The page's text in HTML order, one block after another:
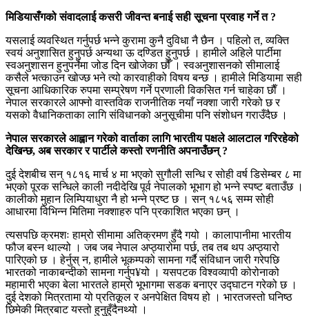
मिडियासँगको संवादलाई कसरी जीवन्त बनाई सही सूचना प्रवाह गर्ने त ?
यसलाई व्यवस्थित गर्नुपर्छ भन्ने कुरामा कुनै दुविधा नै छैन । पहिलो त, व्यक्ति
स्वयं अनुशासित हुनुपर्छ अन्यथा ऊ दण्डित हुनुपर्छ । हामीले अहिले पार्टीमा
स्वअनुशासन हुनुपर्नेमा जोड दिन खोजेका छौँ । स्वअनुशासनको सीमालाई
कसैले भत्काउन खोज्छ भने त्यो कारवाहीको विषय बन्छ । हामीले मिडियामा सही
सूचना आधिकारिक रुपमा सम्प्रेषण गर्ने प्रणाली विकसित गर्न चाहेका छाैँ ।
नेपाल सरकारले आफ्नो वास्तविक राजनीतिक नयाँ नक्शा जारी गरेको छ र
यसको वैधानिकताका लागि संविधानको अनुसूचीमा पनि संशोधन गराउँदैछ ।
नेपाल सरकारले आह्वान गरेको वार्ताका लागि भारतीय पक्षले आलटाल गरिरहेको
देखिन्छ, अब सरकार र पार्टीले कस्तो रणनीति अपनाउँछन् ?
दुई देशबीच सन् १८१६ मार्च ४ मा भएको सुगौली सन्धि र सोही वर्ष डिसेम्बर ८ मा
भएको पूरक सन्धिले काली नदीदेखि पूर्व नेपालको भूभाग हो भन्ने स्पष्ट बताउँछ ।
कालीको मुहान लिम्पियाधुरा नै हो भन्ने प्रष्ट छ । सन् १८५६ सम्म सोही
आधारमा विभिन्न मितिमा नक्शाहरु पनि प्रकाशित भएका छन् ।
त्यसपछि क्रमशः हाम्रो सीमामा अतिक्रमण हुँदै गयो । कालापानीमा भारतीय
फौज बस्न थाल्यो । जब जब नेपाल अप्ठ्यारोमा पर्छ, तब तब थप अप्ठ्यारो
पारिएको छ । हेर्नुस् न, हामीले भूकम्पको सामना गर्दै संविधान जारी गरेपछि
भारतको नाकाबन्दीको सामना गर्नुप¥यो । यसपटक विश्वव्यापी कोरोनाको
महामारी भएका बेला भारतले हाम्रो भूभागमा सडक बनाएर उद्घाटन गरेको छ ।
दुई देशको मित्रतामा यो प्रतिकूल र अनपेक्षित विषय हो । भारतजस्तो घनिष्ठ
छिमेकी मित्रबाट यस्तो हुनुहुँदैनथ्यो ।